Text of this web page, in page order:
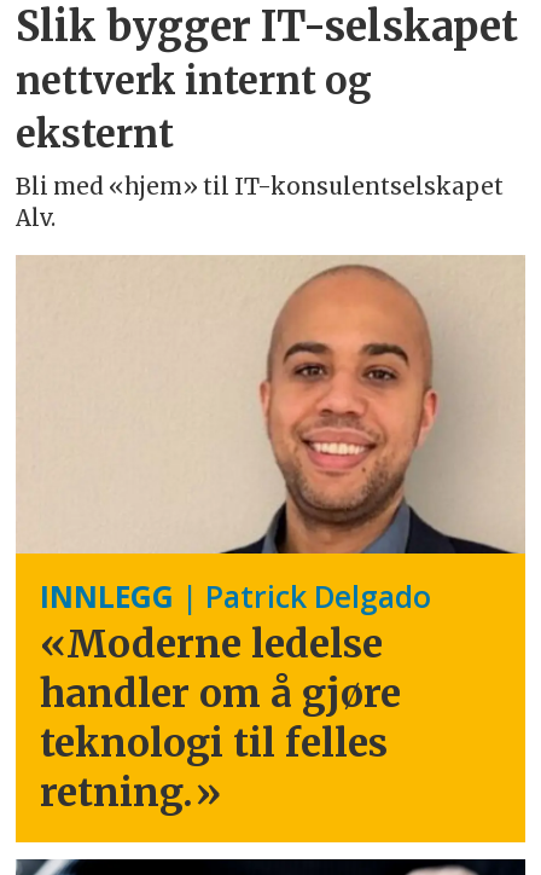
Slik bygger IT-selskapet
nettverk internt og
eksternt
Bli med «hjem» til IT-konsulentselskapet
Alv.
INNLEGG | Patrick Delgado
«Moderne ledelse
handler om å gjøre
teknologi til felles
retning.»